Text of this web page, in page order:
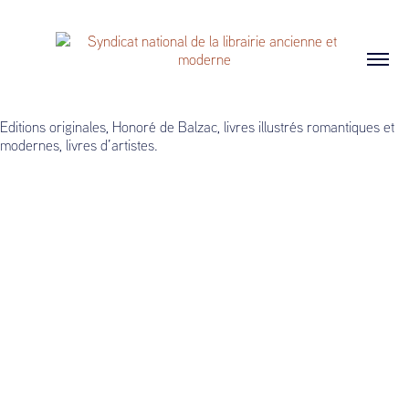
Editions originales, Honoré de Balzac, livres illustrés romantiques et
modernes, livres d’artistes.